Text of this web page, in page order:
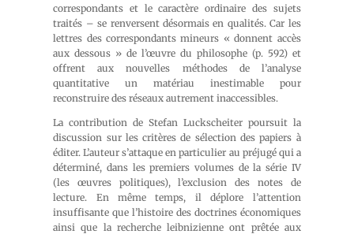
correspondants et le caractère ordinaire des sujets
traités – se renversent désormais en qualités. Car les
lettres des correspondants mineurs « donnent accès
aux dessous » de l’œuvre du philosophe (p. 592) et
offrent aux nouvelles méthodes de l’analyse
quantitative un matériau inestimable pour
reconstruire des réseaux autrement inaccessibles.
La contribution de Stefan Luckscheiter poursuit la
discussion sur les critères de sélection des papiers à
éditer. L’auteur s’attaque en particulier au préjugé qui a
déterminé, dans les premiers volumes de la série IV
(les œuvres politiques), l’exclusion des notes de
lecture. En même temps, il déplore l’attention
insuffisante que l’histoire des doctrines économiques
ainsi que la recherche leibnizienne ont prêtée aux